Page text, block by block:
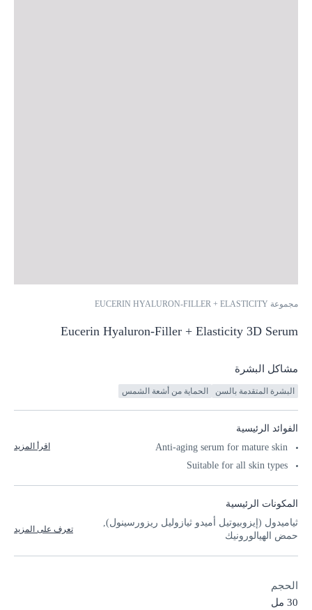
مجموعة EUCERIN HYALURON-FILLER + ELASTICITY
Eucerin Hyaluron-Filler + Elasticity 3D Serum
مشاكل البشرة
البشرة المتقدمة بالسن الحماية من أشعة الشمس
الفوائد الرئيسية
Anti-aging serum for mature skin
Suitable for all skin types
اقرأ المزيد
المكونات الرئيسية
ثياميدول (إيزوبيوتيل أميدو ثيازوليل ريزورسينول),
حمض الهيالورونيك
تعرف على المزيد
الحجم
30 مل